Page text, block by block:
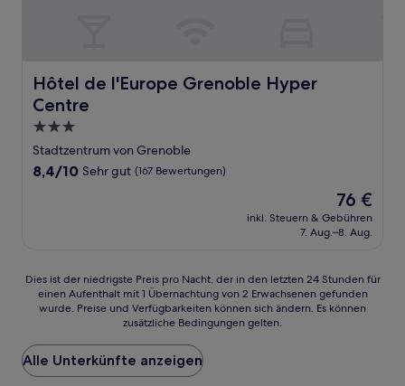
Hôtel de l'Europe Grenoble Hyper
Centre
Hôtel de l'Europe Grenoble Hyper Centre
3.0-
Sterne-
Unterkunft
Stadtzentrum von Grenoble
8.4
8,4/10 Sehr gut (167 Bewertungen)
Der
Preis
beträgt
76 €
inkl. Steuern & Gebühren
7. Aug.–8. Aug.
Dies
der
Preis
pro
Nacht,
Dies ist der niedrigste Preis pro Nacht, der in den letzten 24 Stunden für
einen Aufenthalt mit 1 Übernachtung von 2 Erwachsenen gefunden
wurde. Preise und Verfügbarkeiten können sich ändern. Es können
zusätzliche Bedingungen gelten.
Alle Unterkünfte anzeigen